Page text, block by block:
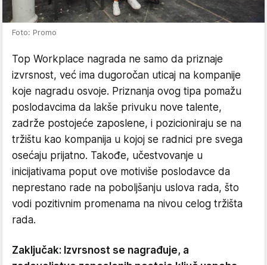
Foto: Promo
Top Workplace nagrada ne samo da priznaje
izvrsnost, već ima dugoročan uticaj na kompanije
koje nagradu osvoje. Priznanja ovog tipa pomažu
poslodavcima da lakše privuku nove talente,
zadrže postojeće zaposlene, i pozicioniraju se na
tržištu kao kompanija u kojoj se radnici pre svega
osećaju prijatno. Takođe, učestvovanje u
inicijativama poput ove motiviše poslodavce da
neprestano rade na poboljšanju uslova rada, što
vodi pozitivnim promenama na nivou celog tržišta
rada.
Zaključak: Izvrsnost se nagrađuje, a